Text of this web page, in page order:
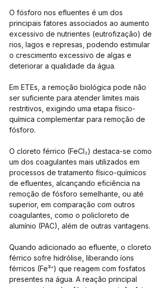
O fósforo nos efluentes é um dos
principais fatores associados ao aumento
excessivo de nutrientes (eutrofização) de
rios, lagos e represas, podendo estimular
o crescimento excessivo de algas e
deteriorar a qualidade da água.
Em ETEs, a remoção biológica pode não
ser suficiente para atender limites mais
restritivos, exigindo uma etapa físico-
química complementar para remoção de
fósforo.
O cloreto férrico (FeCl₃) destaca-se como
um dos coagulantes mais utilizados em
processos de tratamento físico-químicos
de efluentes, alcançando eficiência na
remoção de fósforo semelhante, ou até
superior, em comparação com outros
coagulantes, como o policloreto de
alumínio (PAC), além de outras vantagens.
Quando adicionado ao efluente, o cloreto
férrico sofre hidrólise, liberando íons
férricos (Fe³⁺) que reagem com fosfatos
presentes na água. A reação principal